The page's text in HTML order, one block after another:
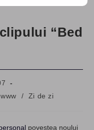
“Bed
www / Zi de zi
povestea noului